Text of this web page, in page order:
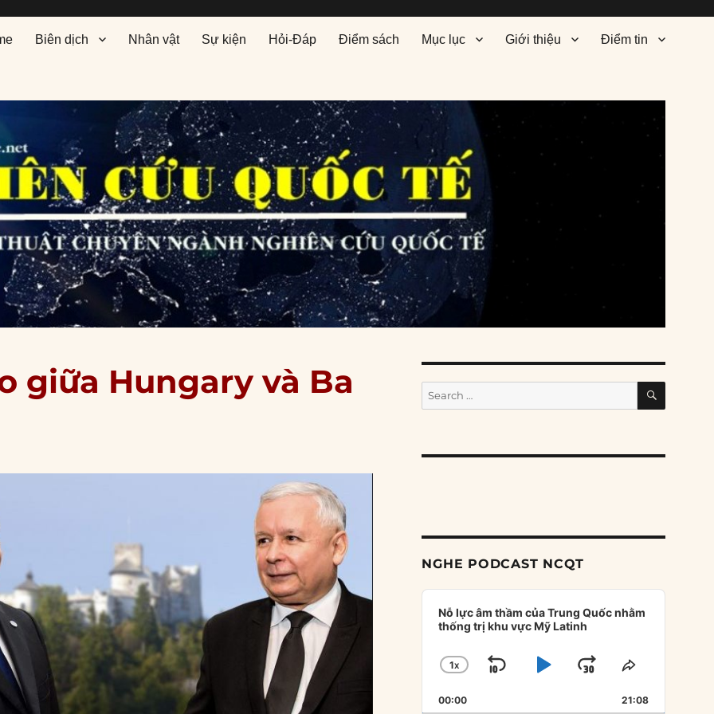
Biên dịch Nhân vật Sự kiện Hỏi-Đáp Điểm sách Mục lục Giới thiệu Điểm tin
giữa Hungary và Ba
Search
for:
SEARCH
NGHE PODCAST NCQT
Audio
Player
Nỗ lực âm thầm của Trung Quốc nhằm
thống trị khu vực Mỹ Latinh
CHANGE
RATE
1X
SKIP
BACKWARD
PLAYJUMP
FORWARD
SHARE
EPISODE
00:00 21:08